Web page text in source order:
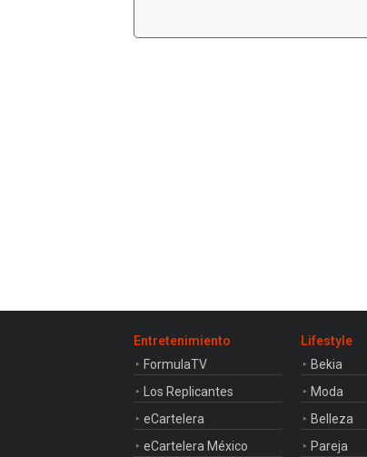
Entretenimiento
FormulaTV
Los Replicantes
eCartelera
eCartelera México
Lifestyle
Bekia
Moda
Belleza
Pareja